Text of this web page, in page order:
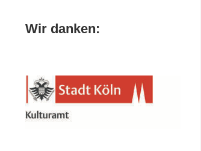
Wir danken: